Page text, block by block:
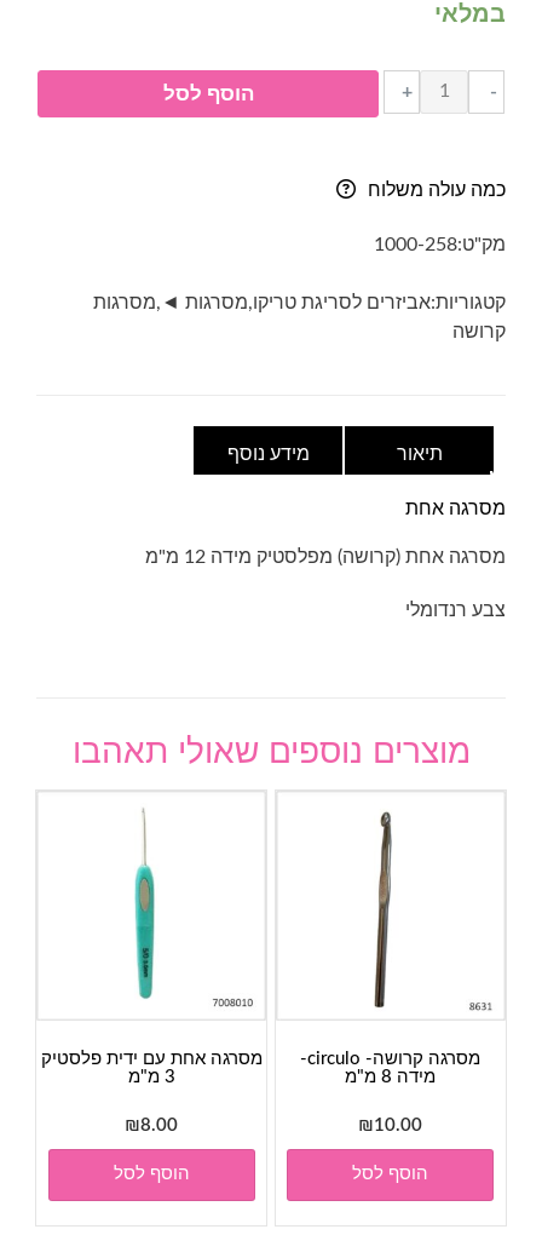
במלאי
-
כמות
של
(קרושה)
12
+ הוסף לסל
כמה עולה משלוח
מק"ט:1000-258
קטגוריות:אביזרים לסריגת טריקו,מסרגות ◄ ,מסרגות
קרושה
תיאור מידע נוסף
מסרגה אחת
מסרגה אחת (קרושה) מפלסטיק מידה 12 מ"מ
צבע רנדומלי
מוצרים נוספים שאולי תאהבו
מסרגה קרושה- circulo-
מידה 8 מ"מ
₪10.00
הוסף לסל
מסרגה אחת עם ידית פלסטיק
3 מ"מ
₪8.00
הוסף לסל